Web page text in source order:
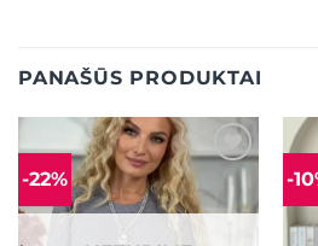
PANAŠŪS PRODUKTAI
-22% Mėgstamiausias -